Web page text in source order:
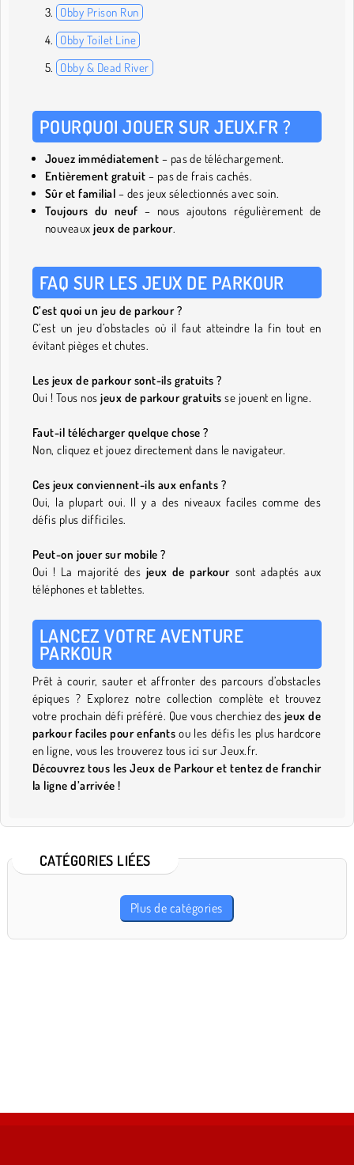
Obby Prison Run
Obby Toilet Line
Obby & Dead River
POURQUOI JOUER SUR JEUX.FR ?
Jouez immédiatement – pas de téléchargement.
Entièrement gratuit – pas de frais cachés.
Sûr et familial – des jeux sélectionnés avec soin.
Toujours du neuf – nous ajoutons régulièrement de
nouveauxjeux de parkour.
FAQ SUR LES JEUX DE PARKOUR
C’est quoi un jeu de parkour ?
C’est un jeu d’obstacles où il faut atteindre la fin tout en
évitant pièges et chutes.
Les jeux de parkour sont-ils gratuits ?
Oui ! Tous nosjeux de parkour gratuits se jouent en ligne.
Faut-il télécharger quelque chose ?
Non, cliquez et jouez directement dans le navigateur.
Ces jeux conviennent-ils aux enfants ?
Oui, la plupart oui. Il y a des niveaux faciles comme des
défis plus difficiles.
Peut-on jouer sur mobile ?
Oui ! La majorité des jeux de parkoursont adaptés aux
téléphones et tablettes.
LANCEZ VOTRE AVENTURE
PARKOUR
Prêt à courir, sauter et affronter des parcours d’obstacles
épiques ? Explorez notre collection complète et trouvez
votre prochain défi préféré. Que vous cherchiez des jeux de
parkour faciles pour enfants ou les défis les plus hardcore
en ligne, vous les trouverez tous ici sur Jeux.fr.
Découvrez tous les Jeux de Parkour et tentez de franchir
la ligne d’arrivée !
CATÉGORIES LIÉES
Plus de catégories